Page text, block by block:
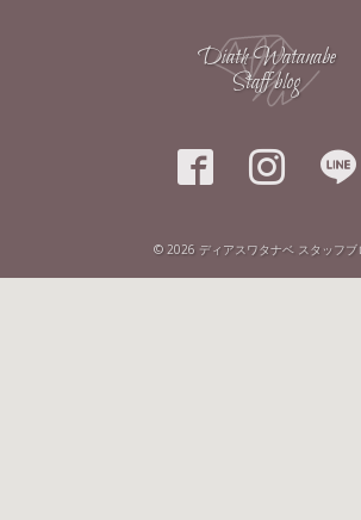
Diath Watanabe
Staff blog
  
© 2026 ディアスワタナベ スタッフブ